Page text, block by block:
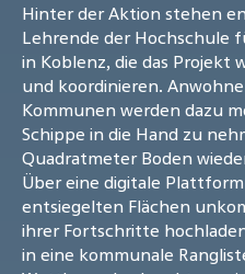
Hinter der Aktion stehen
Lehrende der Hochschule
in Koblenz, die das Projekt
und koordinieren.
Kommunen werden dazu
Schippe in die Hand zu
Quadratmeter Boden
Über eine digitale
entsiegelten Flächen
ihrer Fortschritte
in eine kommunale